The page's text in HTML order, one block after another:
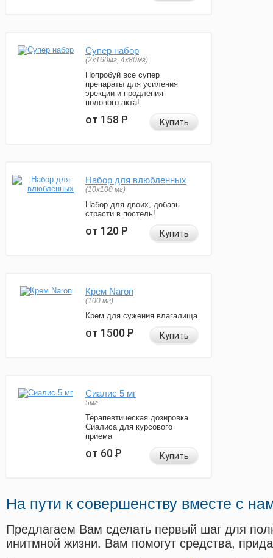
Супер набор
(2х160мг, 4х80мг)
Попробуй все супер
препараты для усиления
эрекции и продления
полового акта!
от 158Р Купить
Набор для влюбленных
(10х100 мг)
Набор для двоих, добавь
страсти в постель!
от 120Р Купить
Крем Naron
(100 мг)
Крем для сужения влагалища
от 1500Р Купить
Сиалис 5 мг
5мг
Терапевтическая дозировка
Сиалиса для курсового
приема
от 60Р Купить
На пути к совершенству вместе с
Предлагаем Вам сделать первый шаг для
инитмной жизни. Вам помогут средства,